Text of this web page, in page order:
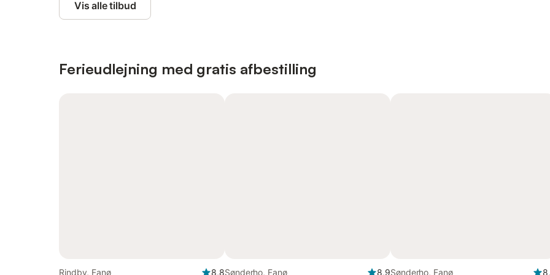
Vis alle tilbud
Ferieudlejning med gratis afbestilling
Rindby, Fanø 8,8Sønderho, Fanø 8,9Sønderho, Fanø